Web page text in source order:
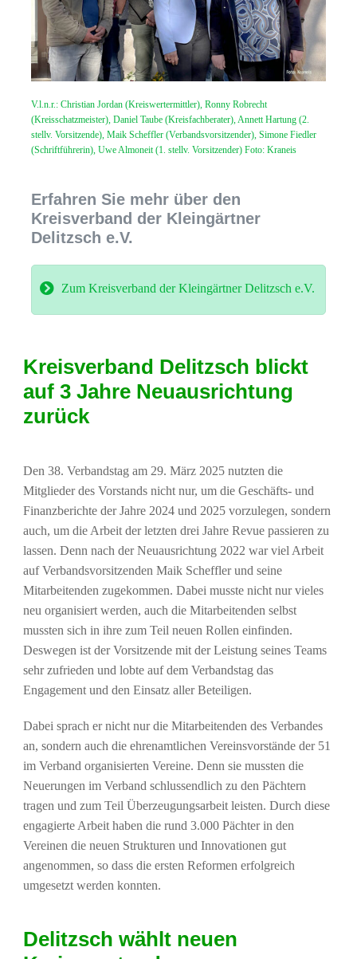
V.l.n.r.: Christian Jordan (Kreiswertermittler), Ronny Robrecht
(Kreisschatzmeister), Daniel Taube (Kreisfachberater), Annett Hartung (2.
stellv. Vorsitzende), Maik Scheffler (Verbandsvorsitzender), Simone Fiedler
(Schriftführerin), Uwe Almoneit (1. stellv. Vorsitzender) Foto: Kraneis
Erfahren Sie mehr über den
Kreisverband der Kleingärtner
Delitzsch e.V.
Zum Kreisverband der Kleingärtner Delitzsch e.V.
Kreisverband Delitzsch blickt
auf 3 Jahre Neuausrichtung
zurück
Den 38. Verbandstag am 29. März 2025 nutzten die
Mitglieder des Vorstands nicht nur, um die Geschäfts- und
Finanzberichte der Jahre 2024 und 2025 vorzulegen, sondern
auch, um die Arbeit der letzten drei Jahre Revue passieren zu
lassen. Denn nach der Neuausrichtung 2022 war viel Arbeit
auf Verbandsvorsitzenden Maik Scheffler und seine
Mitarbeitenden zugekommen. Dabei musste nicht nur vieles
neu organisiert werden, auch die Mitarbeitenden selbst
mussten sich in ihre zum Teil neuen Rollen einfinden.
Deswegen ist der Vorsitzende mit der Leistung seines Teams
sehr zufrieden und lobte auf dem Verbandstag das
Engagement und den Einsatz aller Beteiligen.
Dabei sprach er nicht nur die Mitarbeitenden des Verbandes
an, sondern auch die ehrenamtlichen Vereinsvorstände der 51
im Verband organisierten Vereine. Denn sie mussten die
Neuerungen im Verband schlussendlich zu den Pächtern
tragen und zum Teil Überzeugungsarbeit leisten. Durch diese
engagierte Arbeit haben die rund 3.000 Pächter in den
Vereinen die neuen Strukturen und Innovationen gut
angenommen, so dass die ersten Reformen erfolgreich
umgesetzt werden konnten.
Delitzsch wählt neuen